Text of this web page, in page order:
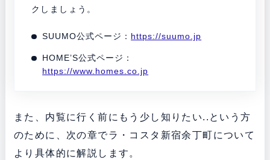
クしましょう。
SUUMO公式ページ： https://suumo.jp
HOME’S公式ページ：
https://www.homes.co.jp
また、内覧に行く前にもう少し知りたい..という方
のために、次の章でラ・コスタ新宿余丁町について
より具体的に解説します。